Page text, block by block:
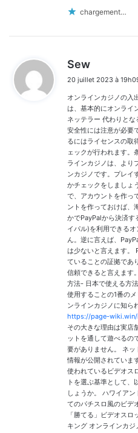
chargement…
Sew
t
:
20 juillet 2023 à
オンラインカジノの入
は、基本的にオンライ
ネッテラー 代わりと
安全性には注意が必要
るにはライセンスの取
ェックが行われます。
ラインカジノは、より
ンカジノです。プレイ
かチェックをしましょ
で、アカウントを作っ
ントを作っておけば、
かでPayPalから決済す
イパル)を利用できる
ん。逆に言えば、
は少ないと言えます。
ていることの証拠であ
信頼できると言えます
方法- 日本で使える方
使用することの1番の
ンラインカジノに知ら
https://page-wiki.win/
その大きな理由は実店
ットを通して遊べるの
要がありません。 ネ
情報が公開されていま
使われているビデオス
トを選ぶ基準として
しょうか。 ハワイア
てのパチスロ風のビデ
「勝てる」ビデオス
キング オンラインカ